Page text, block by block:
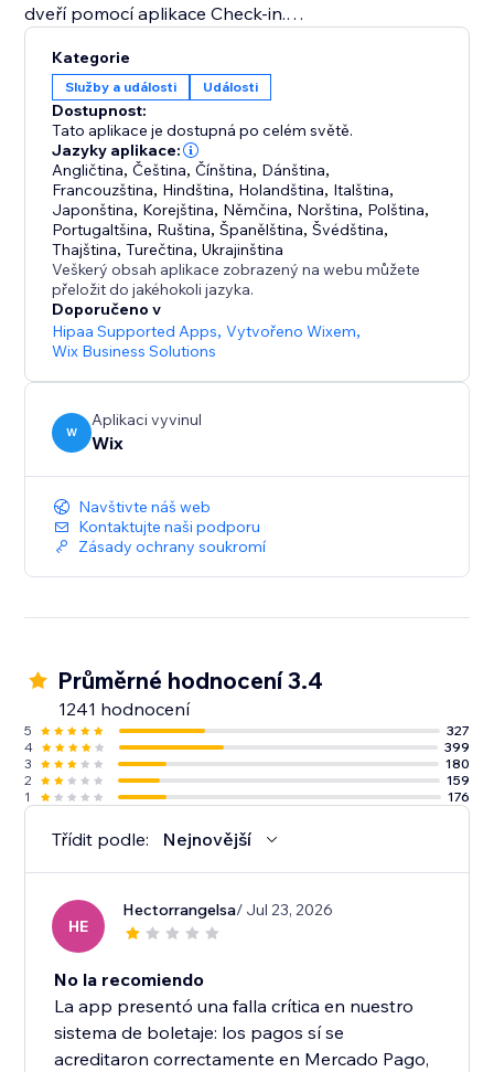
dveří pomocí aplikace Check‑in.
- Sledujte prodeje vstupenek, návštěvy na webu a
RSVP spolu s pokročilejší analytikou událostí.
Kategorie
Služby a události Události
Dostupnost:
Tato aplikace je dostupná po celém světě.
Jazyky aplikace:
Angličtina,Čeština,Čínština, Dánština,
Francouzština, Hindština, Holandština, Italština,
Japonština, Korejština, Němčina, Norština, Polština,
Portugaltšina, Ruština,Španělština,Švédština,
Thajština,Turečtina,Ukrajinština
Veškerý obsah aplikace zobrazený na webu můžete
přeložit do jakéhokoli jazyka.
Doporučeno v
Hipaa Supported Apps,Vytvořeno Wixem,
Wix Business Solutions
W
Aplikaci vyvinul
Wix
Navštivte náš web
Kontaktujte naši podporu
Zásady ochrany soukromí
Průměrné hodnocení 3.4
1241 hodnocení
5
327
4
399
3
180
2
159
1
176
Třídit podle: Nejnovější
HE
Hectorrangelsa/ Jul 23, 2026
No la recomiendo
La app presentó una falla crítica en nuestro
sistema de boletaje: los pagos sí se
acreditaron correctamente en Mercado Pago,